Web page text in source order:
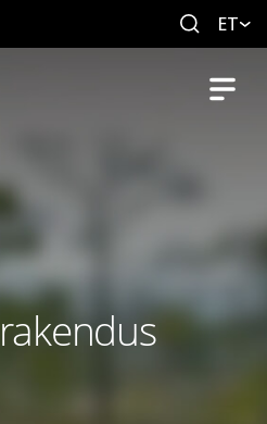
ET